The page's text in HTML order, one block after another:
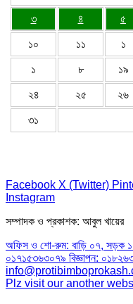
৩ ৪ ৫
১০ ১১ ১
১ ৮ ১৯
২৪ ২৫ ২৬
৩১
Facebook X (Twitter)
Instagram
সম্পাদক ও প্রকাশক: আবুল খায়ের
অফিস ও শো-রুম: বাড়ি ০৭, সড়ক
০১৭১৫৩৬৩০৭৯ বিজ্ঞাপন:
Plz visit our another